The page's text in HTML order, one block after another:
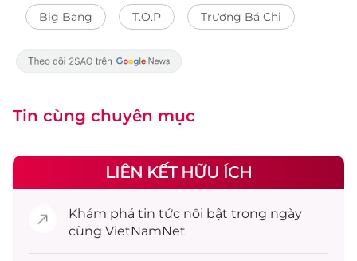
Big Bang T.O.P Trương Bá Chi
Tin cùng chuyên mục
LIÊN KẾT HỮU ÍCH
Khám phá tin tức nổi bật trong ngày
cùng VietNamNet